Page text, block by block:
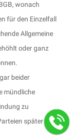
wonach
für den Einzelfall
Allgemeine
oder ganz
beider
mündliche
zu
später